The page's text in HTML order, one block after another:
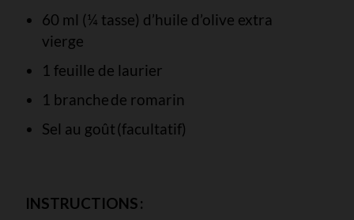
60 ml (¼ tasse) d’huile d’olive extra
vierge
1 feuille de laurier
1 branche de romarin
Sel au goût (facultatif)
INSTRUCTIONS :